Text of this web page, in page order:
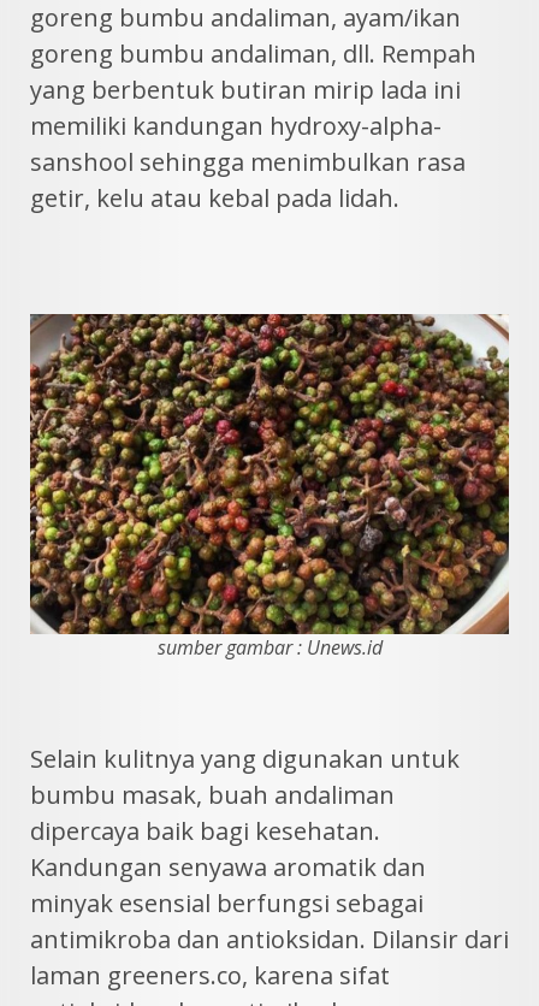
goreng bumbu andaliman, ayam/ikan
goreng bumbu andaliman, dll. Rempah
yang berbentuk butiran mirip lada ini
memiliki kandungan hydroxy-alpha-
sanshool sehingga menimbulkan rasa
getir, kelu atau kebal pada lidah.
sumber gambar : Unews.id
Selain kulitnya yang digunakan untuk
bumbu masak, buah andaliman
dipercaya baik bagi kesehatan.
Kandungan senyawa aromatik dan
minyak esensial berfungsi sebagai
antimikroba dan antioksidan. Dilansir dari
laman greeners.co, karena sifat